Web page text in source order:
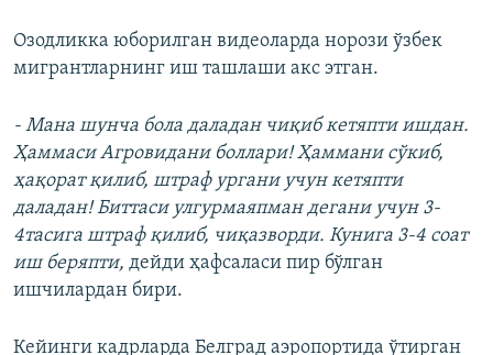
Озодликка юборилган видеоларда норози ўзбек
мигрантларнинг иш ташлаши акс этган.
- Мана шунча бола даладан чиқиб кетяпти ишдан.
Ҳаммаси Агровидани боллари! Ҳаммани сўкиб,
ҳақорат қилиб, штраф ургани учун кетяпти
даладан! Биттаси улгурмаяпман дегани учун 3-
4тасига штраф қилиб, чиқазворди. Кунига 3-4 соат
иш беряпти, дейди ҳафсаласи пир бўлган
ишчилардан бири.
Кейинги кадрларда Белград аэропортида ўтирган